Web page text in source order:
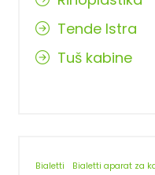
Tende Istra
Tuš kabine
Bialetti Bialetti aparat za